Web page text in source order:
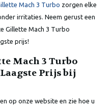
Mach 3 Turbo zorgen elke
irritaties. Neem gerust een
Gillette Mach 3 Turbo
prijs!
Mach 3 Turbo
Prijs bij
op onze website en zie hoe u